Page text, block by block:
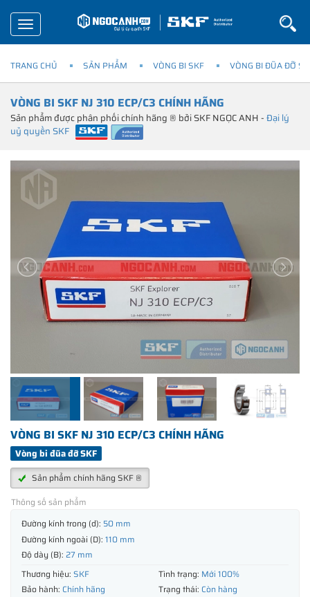
Toggle
navigation
TRANG CHỦ SẢN PHẨM VÒNG BI SKF VÒNG BI ĐŨA ĐỠ
VÒNG BI SKF NJ 310 ECP/C3 CHÍNH HÃNG
Sản phẩm được phân phối chính hãng ® bởi SKF NGỌC ANH -Đại lý
uỷ quyền SKF
VÒNG BI SKF NJ 310 ECP/C3 CHÍNH HÃNG
Vòng bi đũa đỡ SKF
Sản phẩm chính hãng SKF ®
Thông số sản phẩm
Đường kính trong (d): 50 mm
Đường kính ngoài (D): 110 mm
Độ dày (B): 27 mm
Thương hiệu: SKF Tình trạng: Mới 100%
Bảo hành: Chính hãng Trạng thái: Còn hàng